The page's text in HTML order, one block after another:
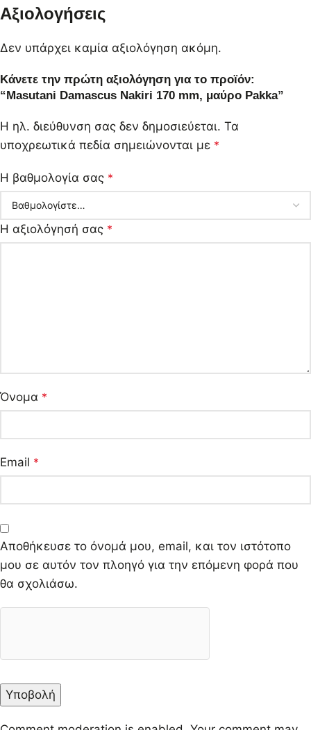
Αξιολογήσεις
Δεν υπάρχει καμία αξιολόγηση ακόμη.
Κάνετε την πρώτη αξιολόγηση για το προϊόν:
“Masutani Damascus Nakiri 170 mm, μαύρο Pakka”
Η ηλ. διεύθυνση σας δεν δημοσιεύεται. Τα
υποχρεωτικά πεδία σημειώνονται με *
Η βαθμολογία σας *
Η αξιολόγησή σας *
Όνομα *
Email *
Αποθήκευσε το όνομά μου, email, και τον ιστότοπο
μου σε αυτόν τον πλοηγό για την επόμενη φορά που
θα σχολιάσω.